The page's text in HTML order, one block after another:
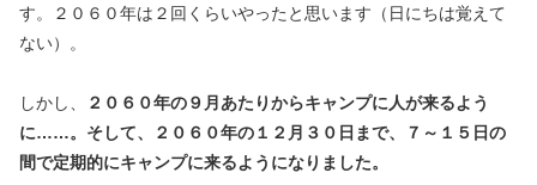
す。２０６０年は２回くらいやったと思います（日にちは覚えて
ない）。
しかし、
２０６０年の９月あたりからキャンプに人が来るよう
に……。そして、２０６０年の１２月３０日まで、７～１５日の
間で定期的にキャンプに来るようになりました。